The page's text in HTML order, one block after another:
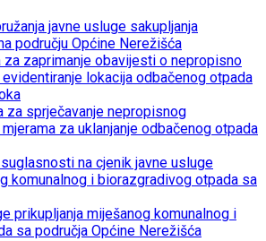
javne usluge sakupljanja
području Općine Nerežišća
zaprimanje obavijesti o nepropisno
lokacija odbačenog otpada
za sprječavanje nepropisnog
za uklanjanje odbačenog otpada
na cjenik javne usluge
komunalnog i biorazgradivog otpada sa
prikupljanja miješanog komunalnog i
sa područja Općine Nerežišća